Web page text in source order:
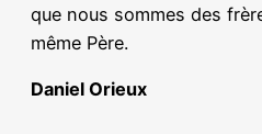
que nous sommes des
même Père.
Daniel Orieux